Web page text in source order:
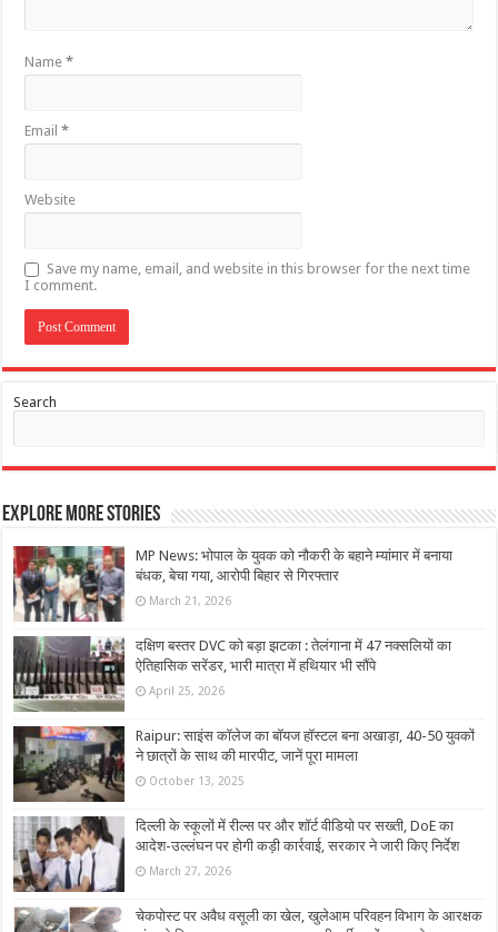
Name*
Email*
Website
Save my name, email, and website in this browser for the next time
I comment.
Search
Explore More Stories
MP News: भोपाल के युवक को नौकरी के बहाने म्यांमार में बनाया
बंधक, बेचा गया, आरोपी बिहार से गिरफ्तार
March 21, 2026
दक्षिण बस्तर DVC को बड़ा झटका : तेलंगाना में 47 नक्सलियों का
ऐतिहासिक सरेंडर, भारी मात्रा में हथियार भी सौंपे
April 25, 2026
Raipur: साइंस कॉलेज का बॉयज हॉस्टल बना अखाड़ा, 40-50 युवकों
ने छात्रों के साथ की मारपीट, जानें पूरा मामला
October 13, 2025
दिल्ली के स्कूलों में रील्स पर और शॉर्ट वीडियो पर सख्ती, DoE का
आदेश-उल्लंघन पर होगी कड़ी कार्रवाई, सरकार ने जारी किए निर्देश
March 27, 2026
चेकपोस्ट पर अवैध वसूली का खेल, खुलेआम परिवहन विभाग के आरक्षक